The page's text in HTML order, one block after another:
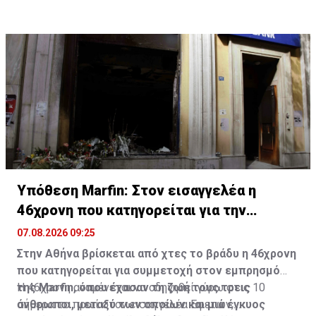
Υπόθεση Marfin: Στον εισαγγελέα η
46χρονη που κατηγορείται για την
επίθεση
07.08.2026 09:25
Στην Αθήνα βρίσκεται από χτες το βράδυ η 46χρονη
που κατηγορείται για συμμετοχή στον εμπρησμό
της Marfin, όπου έχασαν τη ζωή τους τρεις
άνθρωποι, μεταξύ των οποίων και μια έγκυος
Η 46χρονη αναμένεται να οδηγηθεί γύρω στις 10
σήμερα το πρωί στον εισαγγελέα Εφετών,